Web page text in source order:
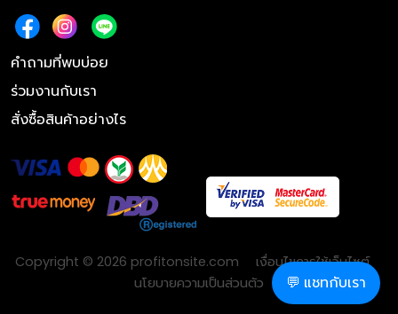
คำถามที่พบบ่อย
ร่วมงานกับเรา
สั่งซื้อสินค้าอย่างไร
Copyright © 2026 profitonsite.com
เงื่อนไขการใช้เว็บไซต์
นโยบายความเป็นส่วนตัว
💬 แชทกับเรา